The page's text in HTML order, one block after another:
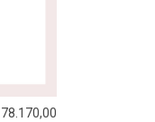
78.170,00